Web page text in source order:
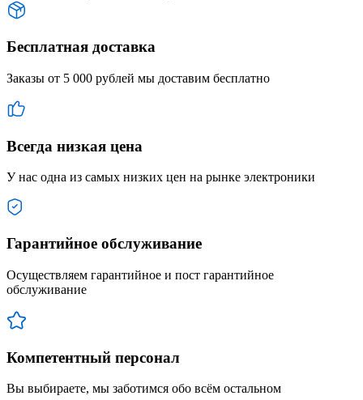
Бесплатная доставка
Заказы от 5 000 рублей мы доставим бесплатно
Всегда низкая цена
У нас одна из самых низких цен на рынке электроники
Гарантийное обслуживание
Осуществляем гарантийное и пост гарантийное
обслуживание
Компетентный персонал
Вы выбираете, мы заботимся обо всём остальном